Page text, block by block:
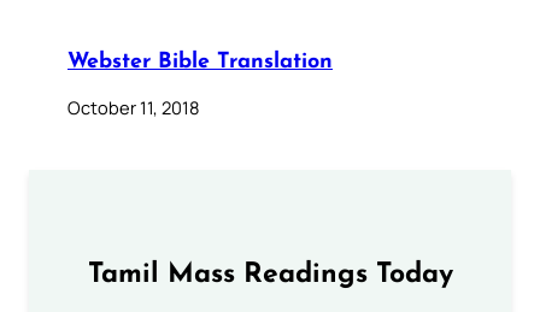
Webster Bible Translation
October 11, 2018
Tamil Mass Readings Today